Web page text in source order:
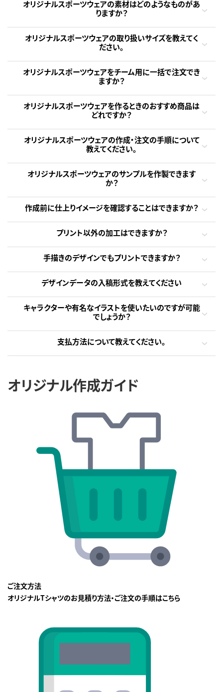
オリジナルスポーツウェアの素材はどのようなものがあ
りますか？
オリジナルスポーツウェアの取り扱いサイズを教えてく
ださい。
オリジナルスポーツウェアをチーム用に一括で注文でき
ますか？
オリジナルスポーツウェアを作るときのおすすめ商品は
どれですか？
オリジナルスポーツウェアの作成・注文の手順について
教えてください。
オリジナルスポーツウェアのサンプルを作製できます
か？
作成前に仕上りイメージを確認することはできますか？
プリント以外の加工はできますか？
手描きのデザインでもプリントできますか？
デザインデータの入稿形式を教えてください
キャラクターや有名なイラストを使いたいのですが可能
でしょうか？
支払方法について教えてください。
オリジナル作成ガイド
ご注文方法
オリジナルTシャツのお見積り方法・ご注文の手順はこちら